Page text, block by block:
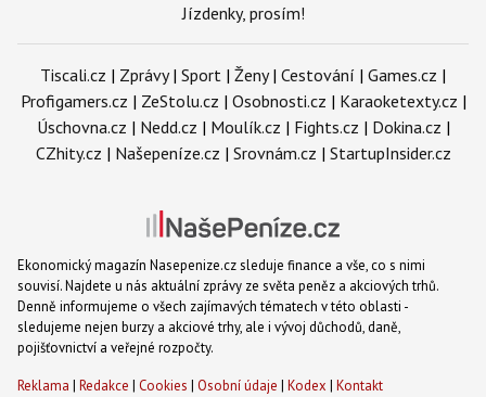
Jízdenky, prosím!
Tiscali.cz | Zprávy| Sport | Ženy| Cestování | Games.cz |
Profigamers.cz | ZeStolu.cz | Osobnosti.cz | Karaoketexty.cz |
Úschovna.cz | Nedd.cz | Moulík.cz | Fights.cz | Dokina.cz |
CZhity.cz | Našepeníze.cz | Srovnám.cz | StartupInsider.cz
Ekonomický magazín Nasepenize.cz sleduje finance a vše, co s nimi
souvisí. Najdete u nás aktuální zprávy ze světa peněz a akciových trhů.
Denně informujeme o všech zajímavých tématech v této oblasti -
sledujeme nejen burzy a akciové trhy, ale i vývoj důchodů, daně,
pojišťovnictví a veřejné rozpočty.
Reklama | Redakce | Cookies | Osobní údaje | Kodex | Kontakt